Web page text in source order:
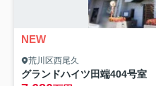
NEW
荒川区西尾久
グランドハイツ田端404号室